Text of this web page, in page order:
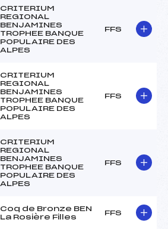
CRITERIUM
REGIONAL
BENJAMINES
TROPHEE BANQUE
POPULAIRE DES
ALPES
FFS
CRITERIUM
REGIONAL
BENJAMINES
TROPHEE BANQUE
POPULAIRE DES
ALPES
FFS
CRITERIUM
REGIONAL
BENJAMINES
TROPHEE BANQUE
POPULAIRE DES
ALPES
FFS
Coq de Bronze BEN
La Rosière Filles
FFS